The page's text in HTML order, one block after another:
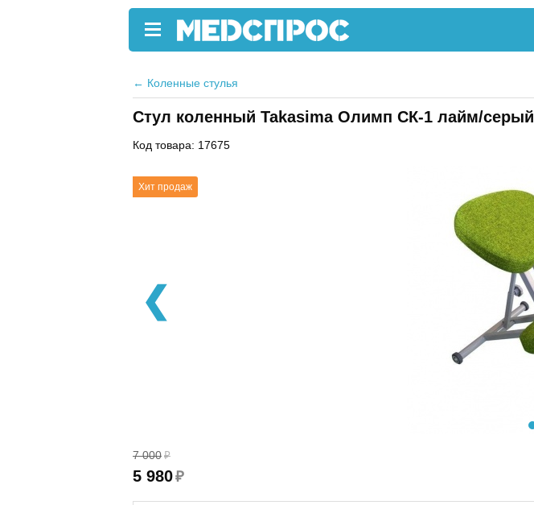
← Коленные стулья
Стул коленный Takasima Олимп СК-1 лайм/серый
Код товара: 17675
Хит продаж
❮
7 000 ₽
5 980₽